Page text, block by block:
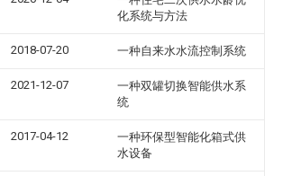
化系统与方法
2018-07-20 一种自来水水流控制系统
2021-12-07
一种双罐切换智能供水系
统
2017-04-12
一种环保型智能化箱式供
水设备